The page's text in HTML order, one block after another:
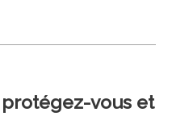
vous et